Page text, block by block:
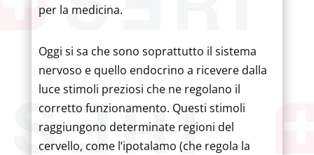
per la medicina.
Oggi si sa che sono soprattutto il sistema
nervoso e quello endocrino a ricevere dalla
luce stimoli preziosi che ne regolano il
corretto funzionamento. Questi stimoli
raggiungono determinate regioni del
cervello, come l’ipotalamo (che regola la